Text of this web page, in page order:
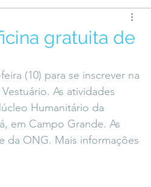
#TôemSampa, meu!
gratuita de
(10) para se inscrever na
As atividades
Humanitário da
em Campo Grande. As
da ONG. Mais informações